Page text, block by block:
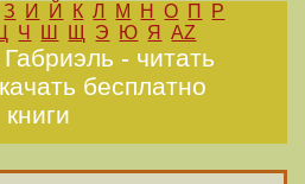
З И Й К Л М Н О П
Р
Ч Ш Щ Э Ю Я AZ
- читать
бесплатно
книги